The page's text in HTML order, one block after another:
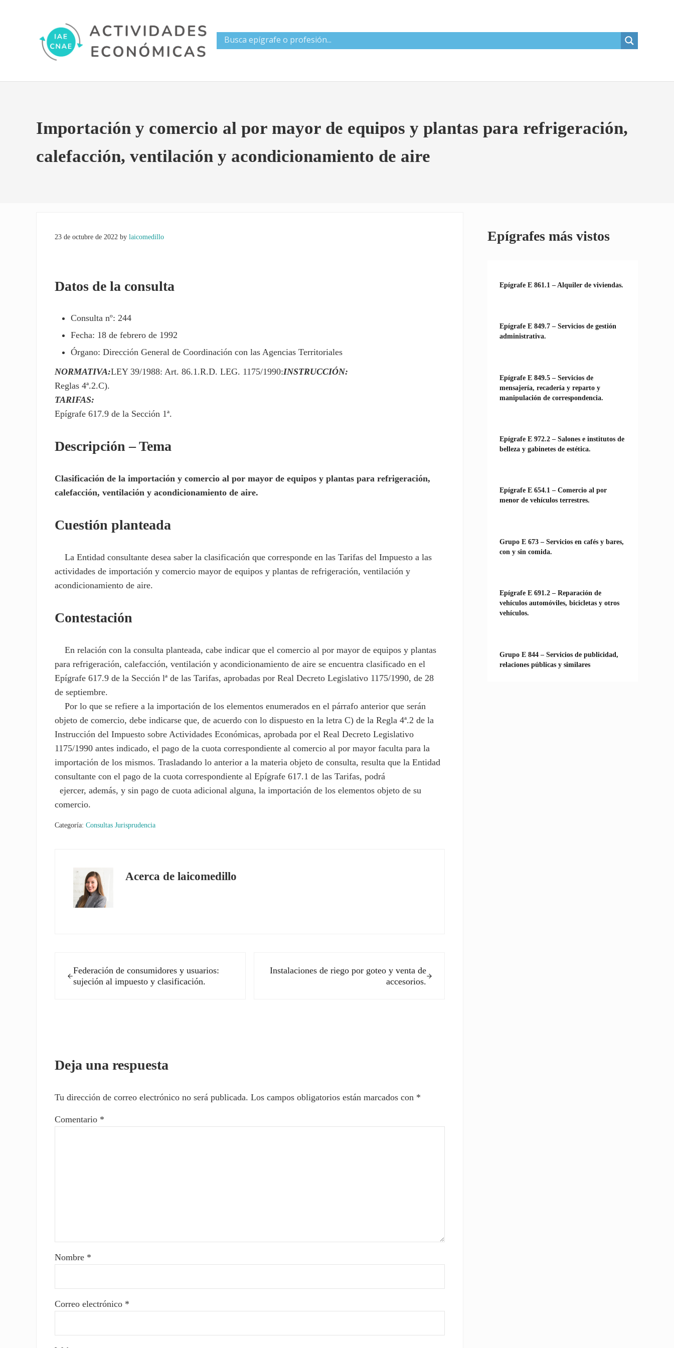
Importación y comercio al por mayor de equipos y plantas para refrigeración,
calefacción, ventilación y acondicionamiento de aire
23 de octubre de 2022 bylaicomedillo
Datos de la consulta
Consulta nº: 244
Fecha: 18 de febrero de 1992
Órgano: Dirección General de Coordinación con las Agencias Territoriales
NORMATIVA:LEY 39/1988: Art. 86.1.R.D. LEG. 1175/1990:INSTRUCCIÓN:
Reglas 4ª.2.C).
TARIFAS:
Epígrafe 617.9 de la Sección 1ª.
Descripción – Tema
Clasificación de la importación y comercio al por mayor de equipos y plantas para refrigeración,
calefacción, ventilación y acondicionamiento de aire.
Cuestión planteada
La Entidad consultante desea saber la clasificación que corresponde en las Tarifas del Impuesto a las
actividades de importación y comercio mayor de equipos y plantas de refrigeración, ventilación y
acondicionamiento de aire.
Contestación
En relación con la consulta planteada, cabe indicar que el comercio al por mayor de equipos y plantas
para refrigeración, calefacción, ventilación y acondicionamiento de aire se encuentra clasificado en el
Epígrafe 617.9 de la Sección lª de las Tarifas, aprobadas por Real Decreto Legislativo 1175/1990, de 28
de septiembre.
Por lo que se refiere a la importación de los elementos enumerados en el párrafo anterior que serán
objeto de comercio, debe indicarse que, de acuerdo con lo dispuesto en la letra C) de la Regla 4ª.2 de la
Instrucción del Impuesto sobre Actividades Económicas, aprobada por el Real Decreto Legislativo
1175/1990 antes indicado, el pago de la cuota correspondiente al comercio al por mayor faculta para la
importación de los mismos. Trasladando lo anterior a la materia objeto de consulta, resulta que la Entidad
consultante con el pago de la cuota correspondiente al Epígrafe 617.1 de las Tarifas, podrá
ejercer, además, y sin pago de cuota adicional alguna, la importación de los elementos objeto de su
comercio.
Categoría:Consultas Jurisprudencia
Acerca delaicomedillo
Federación de consumidores y usuarios:
sujeción al impuesto y clasificación.
Instalaciones de riego por goteo y venta de
accesorios.
Deja una respuesta
Tu dirección de correo electrónico no será publicada. Los campos obligatorios están marcados con *
Comentario *
Nombre *
Correo electrónico *
Epígrafes más vistos
Epígrafe E 861.1 – Alquiler de viviendas.
Epígrafe E 849.7 – Servicios de gestión
administrativa.
Epígrafe E 849.5 – Servicios de
mensajería, recadería y reparto y
manipulación de correspondencia.
Epígrafe E 972.2 – Salones e institutos de
belleza y gabinetes de estética.
Epígrafe E 654.1 – Comercio al por
menor de vehículos terrestres.
Grupo E 673 – Servicios en cafés y bares,
con y sin comida.
Epígrafe E 691.2 – Reparación de
vehículos automóviles, bicicletas y otros
vehículos.
Grupo E 844 – Servicios de publicidad,
relaciones públicas y similares